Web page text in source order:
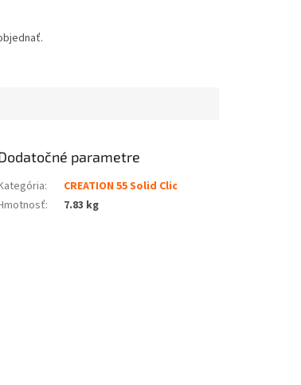
parametre
:
CREATION 55 Solid Clic
: 7.83 kg